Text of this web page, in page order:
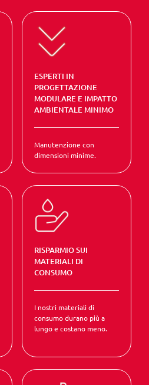
ESPERTI IN
PROGETTAZIONE
MODULARE E IMPATTO
AMBIENTALE MINIMO
Manutenzione con
dimensioni minime.
RISPARMIO SUI
MATERIALI DI
CONSUMO
I nostri materiali di
consumo durano più a
lungo e costano meno.